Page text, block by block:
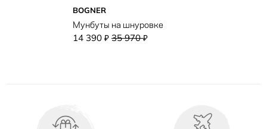
BOGNER
Мунбуты на шнуровке
14 390 ₽ 35 970₽